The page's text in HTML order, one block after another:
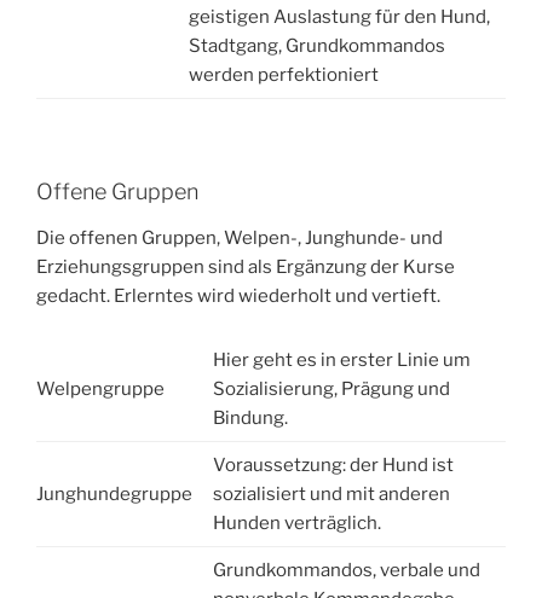
geistigen Auslastung für den Hund,
Stadtgang, Grundkommandos
werden perfektioniert
Offene Gruppen
Die offenen Gruppen, Welpen-, Junghunde- und
Erziehungsgruppen sind als Ergänzung der Kurse
gedacht. Erlerntes wird wiederholt und vertieft.
Welpengruppe
Hier geht es in erster Linie um
Sozialisierung, Prägung und
Bindung.
Junghundegruppe
Voraussetzung: der Hund ist
sozialisiert und mit anderen
Hunden verträglich.
Grundkommandos, verbale und